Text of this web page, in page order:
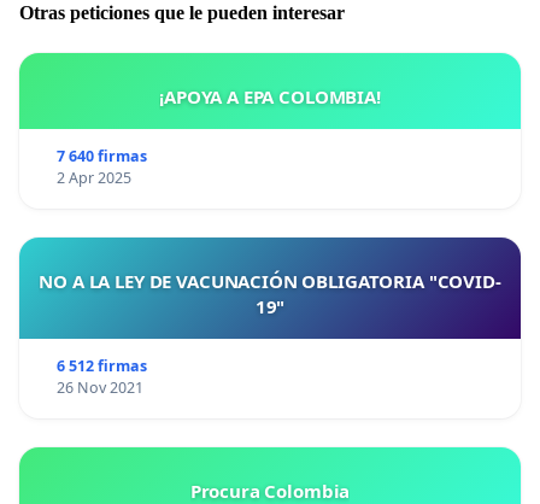
Otras peticiones que le pueden interesar
¡APOYA A EPA COLOMBIA!
7 640 firmas
2 Apr 2025
NO A LA LEY DE VACUNACIÓN OBLIGATORIA "COVID-
19"
6 512 firmas
26 Nov 2021
Procura Colombia